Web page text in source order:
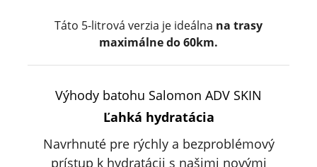
Táto 5-litrová verzia je ideálna na trasy
maximálne do 60km.
Výhody batohu Salomon ADV SKIN
Ľahká hydratácia
Navrhnuté pre rýchly a bezproblémový
prístup k hydratácii s našimi novými